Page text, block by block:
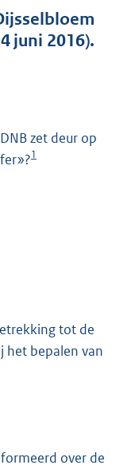
juni 2016).
zet deur op
1
tot de
het bepalen van
over de